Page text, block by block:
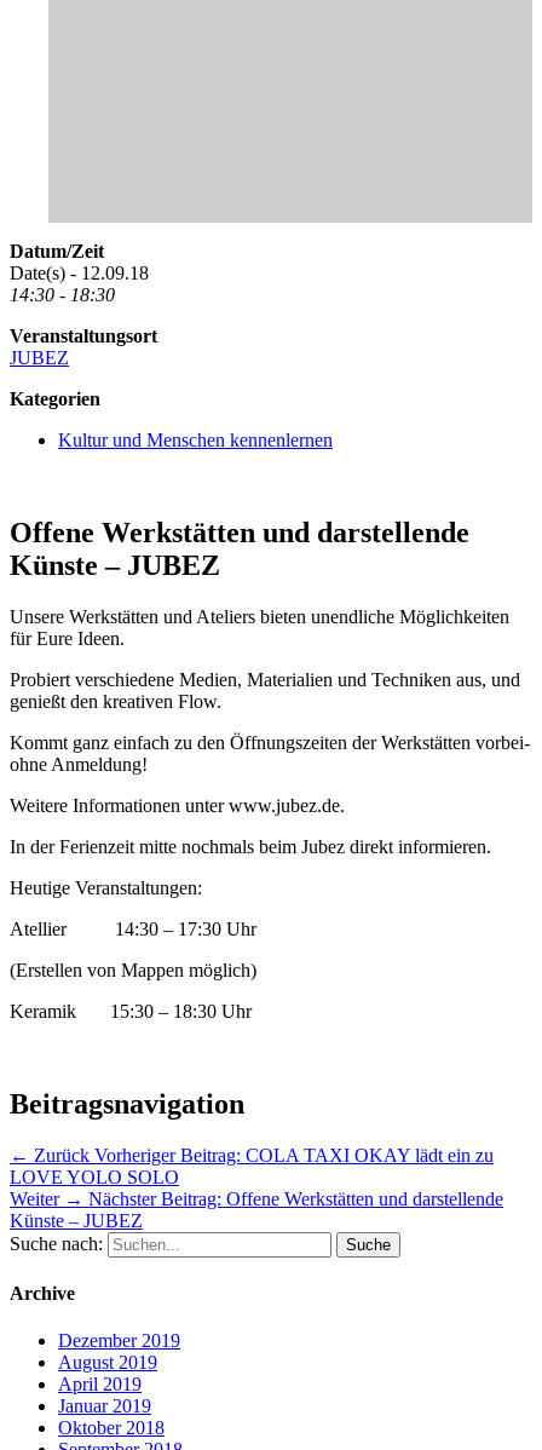
Datum/Zeit
Date(s) - 12.09.18
14:30 - 18:30
Veranstaltungsort
JUBEZ
Kategorien
Kultur und Menschen kennenlernen
Offene Werkstätten und darstellende
Künste – JUBEZ
Unsere Werkstätten und Ateliers bieten unendliche Möglichkeiten
für Eure Ideen.
Probiert verschiedene Medien, Materialien und Techniken aus, und
genießt den kreativen Flow.
Kommt ganz einfach zu den Öffnungszeiten der Werkstätten vorbei-
ohne Anmeldung!
Weitere Informationen unter www.jubez.de.
In der Ferienzeit mitte nochmals beim Jubez direkt informieren.
Heutige Veranstaltungen:
Atellier 14:30 – 17:30 Uhr
(Erstellen von Mappen möglich)
Keramik 15:30 – 18:30 Uhr
Beitragsnavigation
← Zurück Vorheriger Beitrag: COLA TAXI OKAY lädt ein zu
LOVE YOLO SOLO
Weiter → Nächster Beitrag: Offene Werkstätten und darstellende
Künste – JUBEZ
Suche nach:
Archive
Dezember 2019
August 2019
April 2019
Januar 2019
Oktober 2018